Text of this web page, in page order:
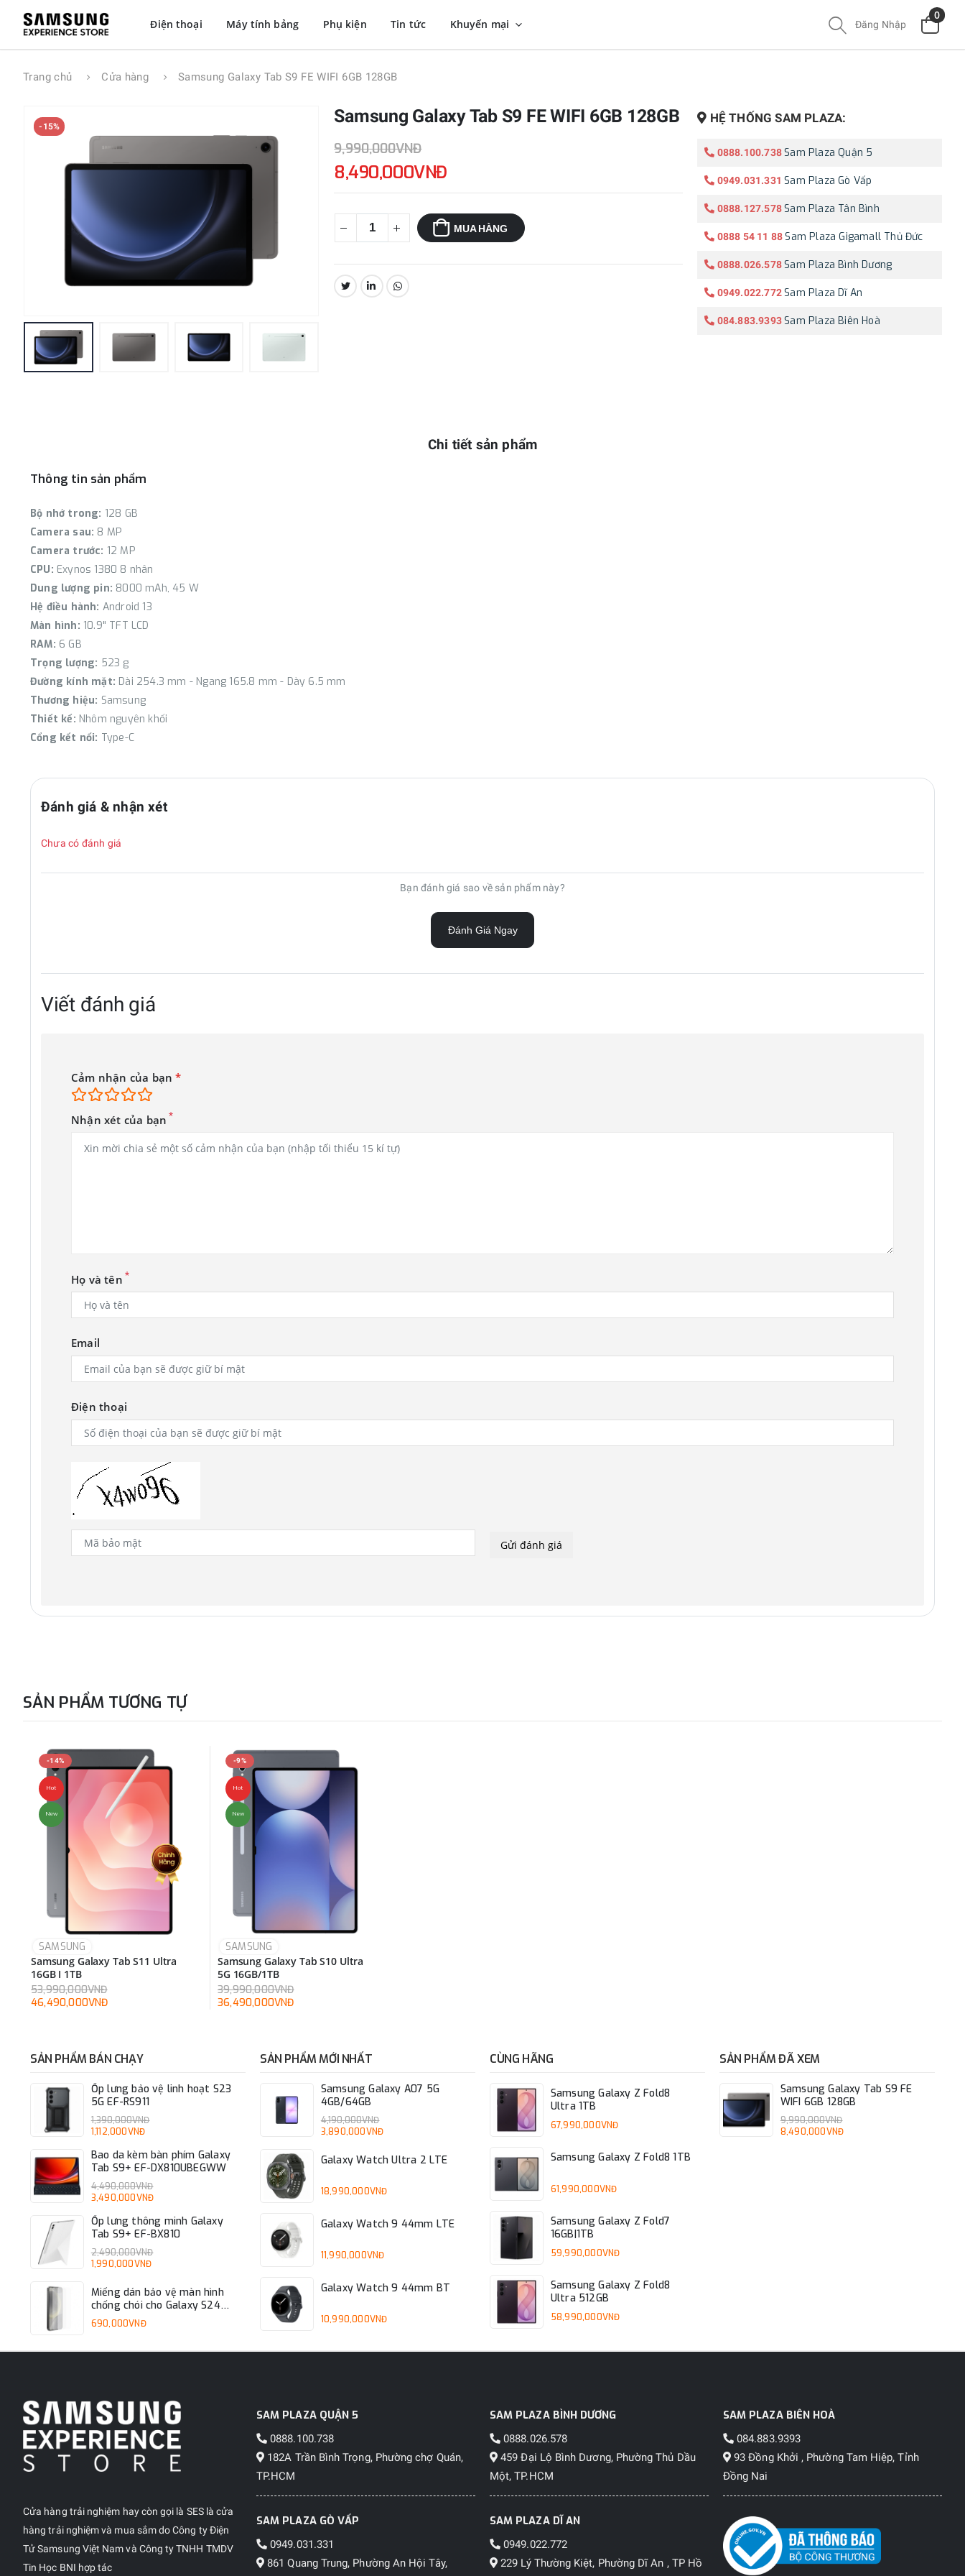
Điện thoại Máy tính bảng Phụ kiện Tin tức Khuyến mại Đăng Nhập
0
Trang chủ Cửa hàng Samsung Galaxy Tab S9 FE WIFI 6GB 128GB
-15% Samsung Galaxy Tab S9 FE WIFI 6GB 128GB
9,990,000VNĐ
8,490,000VNĐ
MUA HÀNG
CHIA SẺ:
HỆ THỐNG SAM PLAZA:
0888.100.738 Sam Plaza Quận 5
0949.031.331 Sam Plaza Gò Vấp
0888.127.578 Sam Plaza Tân Bình
0888 54 11 88 Sam Plaza Gigamall Thủ Đức
0888.026.578 Sam Plaza Bình Dương
0949.022.772 Sam Plaza Dĩ An
084.883.9393 Sam Plaza Biên Hoà
Chi tiết sản phẩm
Thông tin sản phẩm
Bộ nhớ trong: 128 GB
Camera sau: 8 MP
Camera trước: 12 MP
CPU: Exynos 1380 8 nhân
Dung lượng pin: 8000 mAh, 45 W
Hệ điều hành: Android 13
Màn hình: 10.9" TFT LCD
RAM: 6 GB
Trọng lượng: 523 g
Đường kính mặt: Dài 254.3 mm - Ngang 165.8 mm - Dày 6.5 mm
Thương hiệu: Samsung
Thiết kế: Nhôm nguyên khối
Cổng kết nối: Type-C
Đánh giá & nhận xét
Chưa có đánh giá
Bạn đánh giá sao về sản phẩm này?
Đánh Giá Ngay
Viết đánh giá
Cảm nhận của bạn*
Nhận xét của bạn *
Họ và tên *
Email
Điện thoại
SẢN PHẨM TƯƠNG TỰ
-14%
Hot
New
SAMSUNG
Samsung Galaxy Tab S11 Ultra
16GB I 1TB
53,990,000VNĐ
46,490,000VNĐ
-9%
Hot
New
SAMSUNG
Samsung Galaxy Tab S10 Ultra
5G 16GB/1TB
39,990,000VNĐ
36,490,000VNĐ
SẢN PHẨM BÁN CHẠY
Ốp lưng bảo vệ linh hoạt S23
5G EF-RS911
1,390,000VNĐ
1,112,000VNĐ
Bao da kèm bàn phím Galaxy
Tab S9+ EF-DX810UBEGWW
4,490,000VNĐ
3,490,000VNĐ
Ốp lưng thông minh Galaxy
Tab S9+ EF-BX810
2,490,000VNĐ
1,990,000VNĐ
Miếng dán bảo vệ màn hình
chống chói cho Galaxy S24
EF-US921
690,000VNĐ
SẢN PHẨM MỚI NHẤT
Samsung Galaxy A07 5G
4GB/64GB
4,190,000VNĐ
3,890,000VNĐ
Galaxy Watch Ultra 2 LTE
18,990,000VNĐ
Galaxy Watch 9 44mm LTE
11,990,000VNĐ
Galaxy Watch 9 44mm BT
10,990,000VNĐ
CÙNG HÃNG
Samsung Galaxy Z Fold8
Ultra 1TB
67,990,000VNĐ
Samsung Galaxy Z Fold8 1TB
61,990,000VNĐ
Samsung Galaxy Z Fold7
16GB|1TB
59,990,000VNĐ
Samsung Galaxy Z Fold8
Ultra 512GB
58,990,000VNĐ
SẢN PHẨM ĐÃ XEM
Samsung Galaxy Tab S9 FE
WIFI 6GB 128GB
9,990,000VNĐ
8,490,000VNĐ
Cửa hàng trải nghiệm hay còn gọi là SES là cửa
hàng trải nghiệm và mua sắm do Công ty Điện
Tử Samsung Việt Nam và Công ty TNHH TMDV
Tin Học BNI hợp tác
SAM PLAZA QUẬN 5
0888.100.738
182A Trần Bình Trọng, Phường chợ Quán,
TP.HCM
SAM PLAZA GÒ VẤP
0949.031.331
861 Quang Trung, Phường An Hội Tây,
SAM PLAZA BÌNH DƯƠNG
0888.026.578
459 Đại Lộ Bình Dương, Phường Thủ Dầu
Một, TP.HCM
SAM PLAZA DĨ AN
0949.022.772
229 Lý Thường Kiệt, Phường Dĩ An , TP Hồ
SAM PLAZA BIÊN HOÀ
084.883.9393
93 Đồng Khởi , Phường Tam Hiệp, Tỉnh
Đồng Nai